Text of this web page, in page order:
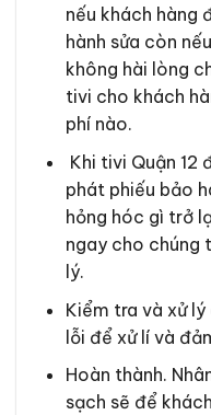
nếu khách hàng
hành sửa còn
không hài lòng
tivi cho khách
phí nào.
Khi tivi Quận 12
phát phiếu bảo
hỏng hóc gì trở
ngay cho chúng
lý.
Kiểm tra và xử
lỗi để xử lí và
Hoàn thành.
sạch sẽ để